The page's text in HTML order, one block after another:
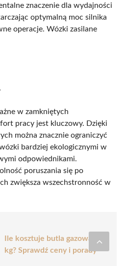
znaczenie dla wydajności
optymalną moc silnika
operacje. Wózki zasilane
w zamkniętych
pracy jest kluczowy. Dzięki
można znacznie ograniczyć
bardziej ekologicznymi w
odpowiednikami.
poruszania się po
zwiększa wszechstronność w
Ile kosztuje butla gazowa 11
kg? Sprawdź ceny i porady